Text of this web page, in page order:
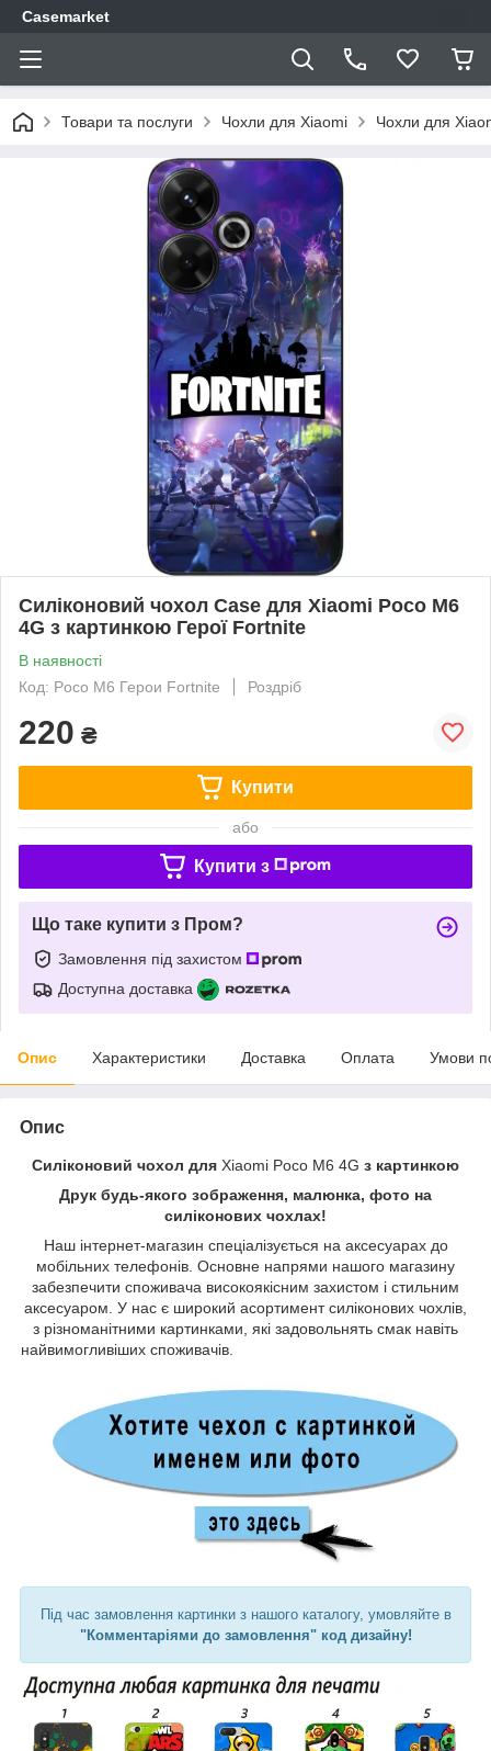
Casemarket
Товари та послуги Чохли для Xiaomi Чохли для
Силіконовий чохол Case для Xiaomi Poco M6
4G з картинкою Герої Fortnite
В наявності
Код: Poco M6 Герои Fortnite
Роздріб
220 ₴
Купити
або
Купити з
Що таке купити з Пром?
Замовлення під захистом
Доступна доставка
Опис Характеристики Доставка Оплата Умови
Опис
Силіконовий чохол для Xiaomi Poco M6 4G з картинкою
Друк будь-якого зображення, малюнка, фото на
силіконових чохлах!
Наш інтернет-магазин спеціалізується на аксесуарах до
мобільних телефонів. Основне напрями нашого магазину
забезпечити споживача високоякісним захистом і стильним
аксесуаром. У нас є широкий асортимент силіконових чохлів,
з різноманітними картинками, які задовольнять смак навіть
найвимогливіших споживачів.
Під час замовлення картинки з нашого каталогу, умовляйте в
"Комментаріями до замовлення" код дизайну!